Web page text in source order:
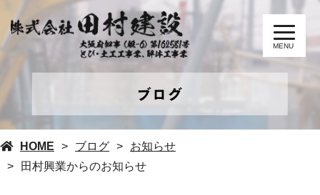
MENU
ブログ
HOME ブログ
お知らせ
田村興業からのお知らせ